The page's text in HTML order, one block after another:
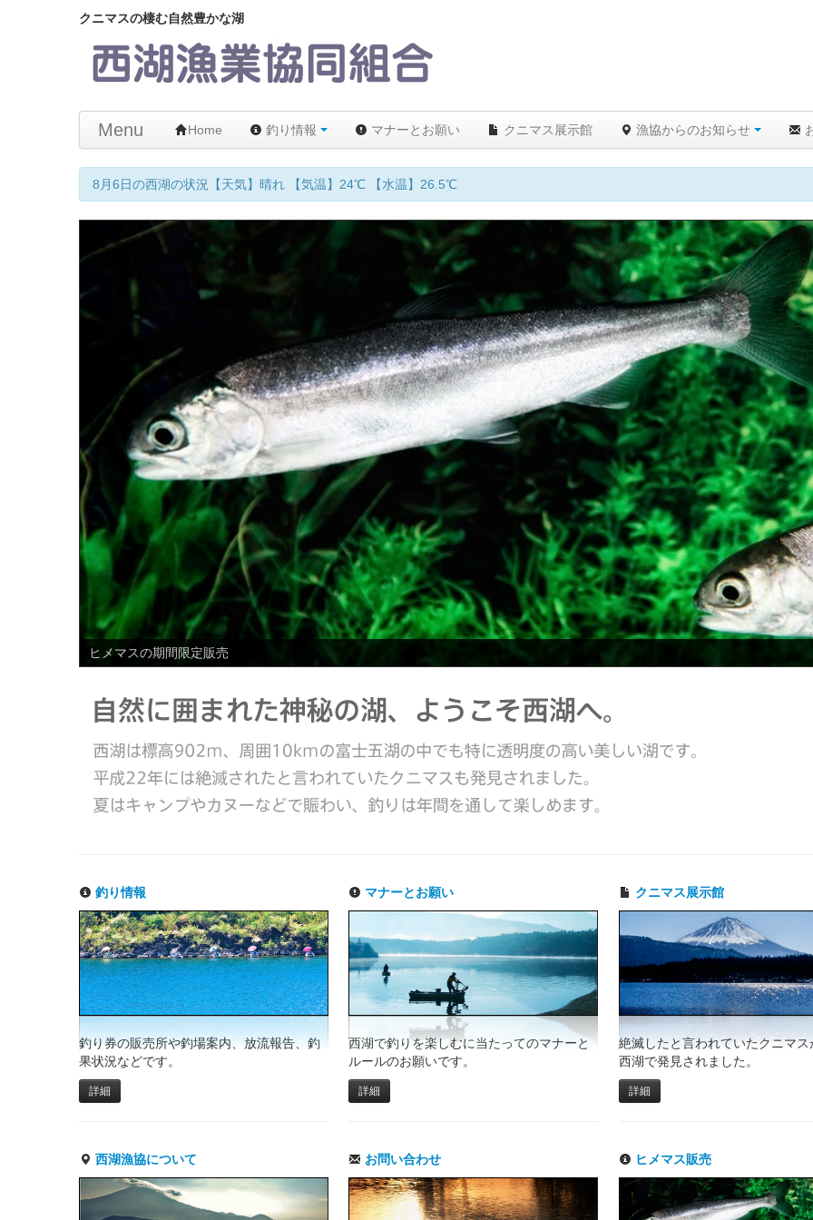
クニマスの棲む自然豊かな湖
Menu Home 釣り情報 マナーとお願い クニマス展示館 漁協からのお知らせ
【メモ】西湖はムーチング 禁止です！違反者には以後、遊漁を拒絶します！ルールを守り遊漁を楽しみましょう。
ヒメマスの期間限定販売
釣り情報
釣り券の販売所や釣場案内、放流報告、釣
果状況などです。
詳細
マナーとお願い
西湖で釣りを楽しむに当たってのマナーと
ルールのお願いです。
詳細
クニマス展示館
絶滅したと言われていたクニマ
西湖で発見されました。
詳細
西湖漁協について お問い合わせ ヒメマス販売